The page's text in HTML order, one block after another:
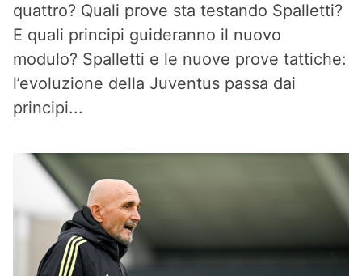
quattro? Quali prove sta testando Spalletti?
E quali principi guideranno il nuovo
modulo? Spalletti e le nuove prove tattiche:
l’evoluzione della Juventus passa dai
principi...